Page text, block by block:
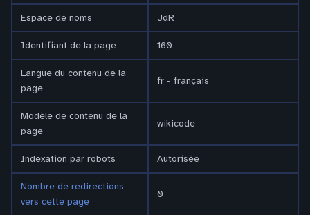
Espace de noms JdR
Identifiant de la page 160
Langue du contenu de la
page
fr - français
Modèle de contenu de la
page
wikicode
Indexation par robots Autorisée
Nombre de redirections
vers cette page
0